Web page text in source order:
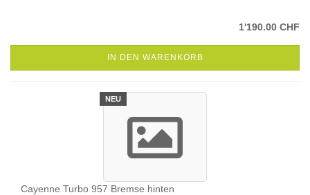
1'190.00 CHF
IN DEN WARENKORB
NEU
Cayenne Turbo 957 Bremse hinten